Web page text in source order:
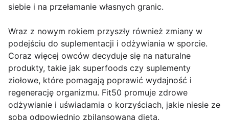
siebie i na przełamanie własnych granic.
Wraz z nowym rokiem przyszły również zmiany w
podejściu do suplementacji i odżywiania w sporcie.
Coraz więcej owców decyduje się na naturalne
produkty, takie jak superfoods czy suplementy
ziołowe, które pomagają poprawić wydajność i
regenerację organizmu. Fit50 promuje zdrowe
odżywianie i uświadamia o korzyściach, jakie niesie ze
sobą odpowiednio zbilansowana dieta.